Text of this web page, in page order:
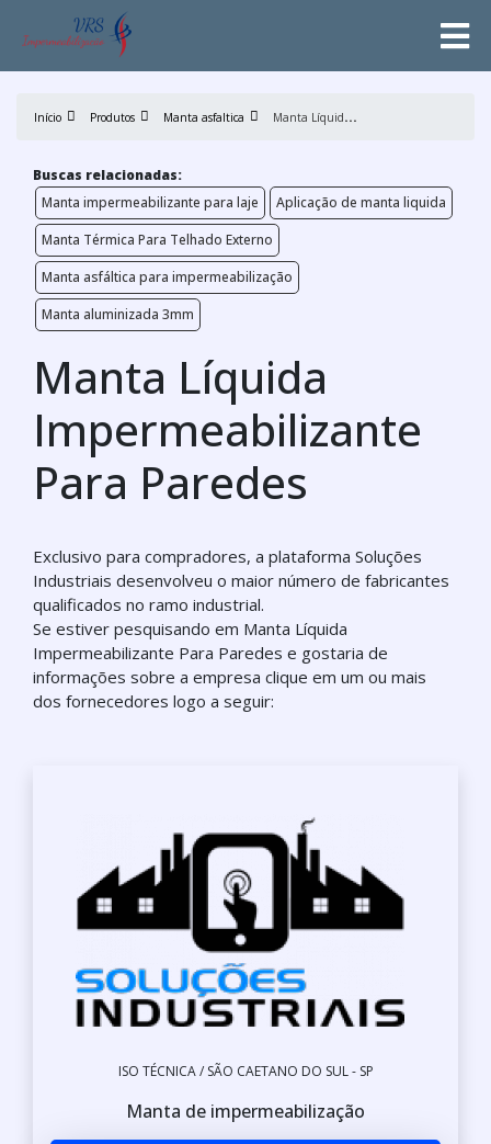
Início Produtos Manta asfaltica M
anta Líquida Impermeabilizante Para Paredes
Buscas relacionadas:
Manta impermeabilizante para laje
Aplicação de manta liquida
Manta Térmica Para Telhado Externo
Manta asfáltica para impermeabilização
Manta aluminizada 3mm
Manta Líquida
Impermeabilizante
Para Paredes
Exclusivo para compradores, a plataforma Soluções
Industriais desenvolveu o maior número de fabricantes
qualificados no ramo industrial.
Se estiver pesquisando em Manta Líquida
Impermeabilizante Para Paredes e gostaria de
informações sobre a empresa clique em um ou mais
dos fornecedores logo a seguir:
ISO TÉCNICA / SÃO CAETANO DO SUL - SP
Manta de impermeabilização